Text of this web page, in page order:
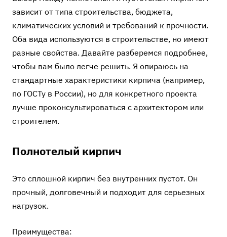
зависит от типа строительства, бюджета,
климатических условий и требований к прочности.
Оба вида используются в строительстве, но имеют
разные свойства. Давайте разберемся подробнее,
чтобы вам было легче решить. Я опираюсь на
стандартные характеристики кирпича (например,
по ГОСТу в России), но для конкретного проекта
лучше проконсультироваться с архитектором или
строителем.
Полнотелый кирпич
Это сплошной кирпич без внутренних пустот. Он
прочный, долговечный и подходит для серьезных
нагрузок.
Преимущества: